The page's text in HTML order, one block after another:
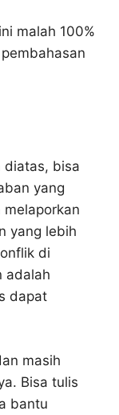
malah 100%
diatas, bisa
yang
yang lebih
di
adalah
dapat
masih
Bisa tulis
bantu